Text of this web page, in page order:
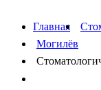
Главная
Могилёв